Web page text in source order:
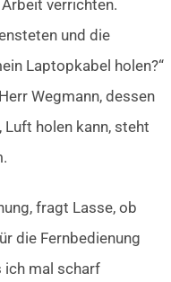
verrichten.
und die
Laptopkabel holen?“
Wegmann, dessen
holen kann, steht
fragt Lasse, ob
die Fernbedienung
ich mal scharf